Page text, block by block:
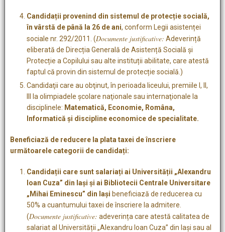
Candidații provenind din sistemul de protecție socială,
în vârstă de până la 26 de ani, conform Legii asistenței
sociale nr. 292/2011. (Documente justificative: Adeverință
eliberată de Direcția Generală de Asistență Socială și
Protecție a Copilului sau alte instituții abilitate, care atestă
faptul că provin din sistemul de protecție socială.)
Candidaţii care au obţinut, în perioada liceului, premiile I, II,
III la olimpiadele şcolare naţionale sau internaţionale la
disciplinele: Matematică, Economie, Româna,
Informatică şi discipline economice de specialitate.
Beneficiază de reducere la plata taxei de înscriere
următoarele categorii de candidați:
Candidații care sunt salariați ai Universității „Alexandru
Ioan Cuza” din Iași și ai Bibliotecii Centrale Universitare
„Mihai Eminescu” din Iași beneficiază de reducerea cu
50% a cuantumului taxei de înscriere la admitere.
(Documente justificative: adeverința care atestă calitatea de
salariat al Universității „Alexandru Ioan Cuza” din Iași sau al